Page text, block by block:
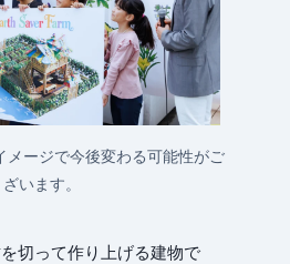
メージで今後変わる可能性がご
ざいます。
切って作り上げる建物で